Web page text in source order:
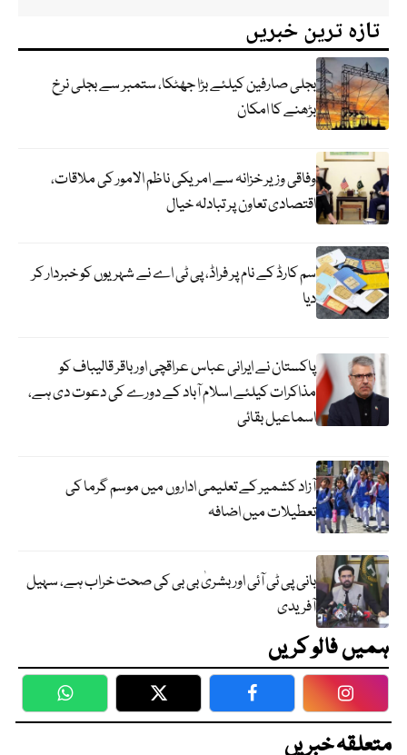
تازہ ترین خبریں
بجلی صارفین کیلئے بڑا جھٹکا، ستمبر سے بجلی نرخ
بڑھنے کا امکان
وفاقی وزیر خزانہ سے امریکی ناظم الامور کی ملاقات،
اقتصادی تعاون پر تبادلہ خیال
سم کارڈ کے نام پر فراڈ، پی ٹی اے نے شہریوں کو خبردار کر
دیا
پاکستان نے ایرانی عباس عراقچی اورباقر قالیباف کو
مذاکرات کیلئے اسلام آباد کے دورے کی دعوت دی ہے،
اسماعیل بقائی
آزاد کشمیر کے تعلیمی اداروں میں موسم گرما کی
تعطیلات میں اضافہ
بانی پی ٹی آئی اور بشریٰ بی بی کی صحت خراب ہے، سہیل
آفریدی
ہمیں فالو کریں
WhatsApp Twitter Facebook
متعلقہ خبریں